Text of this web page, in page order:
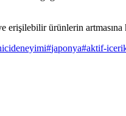
ürünlerin
#japonya#aktif-